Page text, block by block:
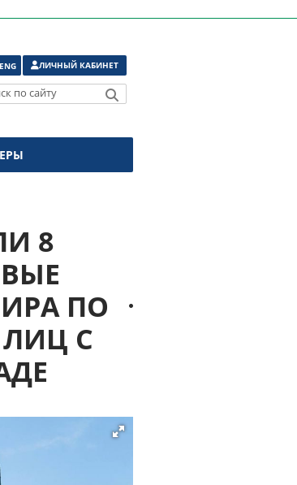
ENG ЛИЧНЫЙ КАБИНЕТ
по сайту
8
ПО
С